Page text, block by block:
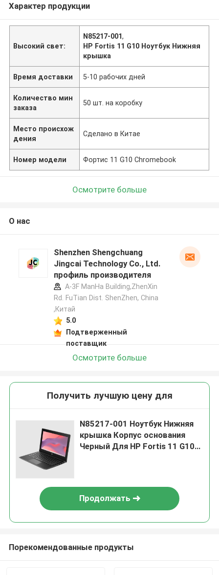
Характер продукции
Высокий свет:
N85217-001,
HP Fortis 11 G10 Ноутбук Нижняя
крышка
Время доставки 5-10 рабочих дней
Количество мин
заказа
50 шт. на коробку
Место происхож
дения
Сделано в Китае
Номер модели Фортис 11 G10 Chromebook
Осмотрите больше
О нас
Shenzhen Shengchuang
Jingcai Technology Co., Ltd.
профиль производителя
A-3F ManHa Building,ZhenXin
Rd. FuTian Dist. ShenZhen, China
,Китай
5.0
Подтверженный
поставщик
Осмотрите больше
Получить лучшую цену для
N85217-001 Ноутбук Нижняя
крышка Корпус основания
Черный Для HP Fortis 11 G10
Продолжать
Порекомендованные продукты